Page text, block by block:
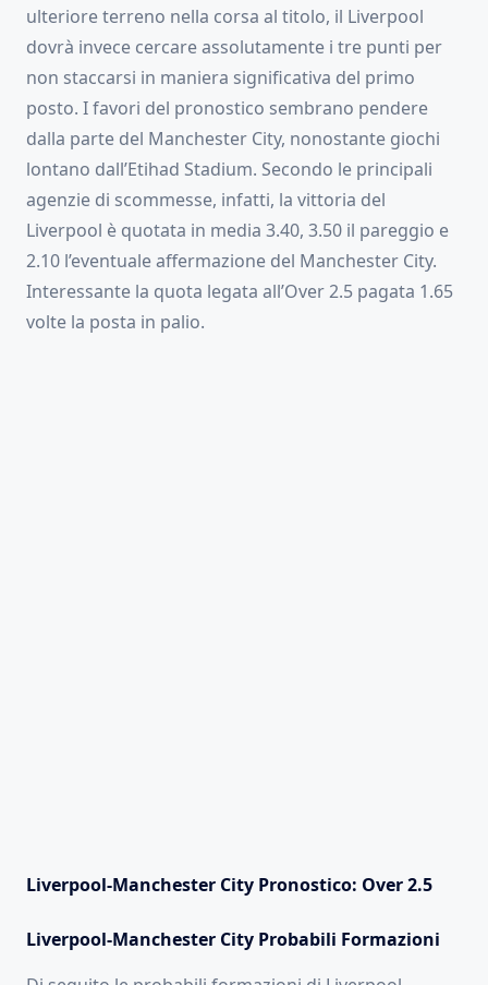
ulteriore terreno nella corsa al titolo, il Liverpool
dovrà invece cercare assolutamente i tre punti per
non staccarsi in maniera significativa del primo
posto. I favori del pronostico sembrano pendere
dalla parte del Manchester City, nonostante giochi
lontano dall’Etihad Stadium. Secondo le principali
agenzie di scommesse, infatti, la vittoria del
Liverpool è quotata in media 3.40, 3.50 il pareggio e
2.10 l’eventuale affermazione del Manchester City.
Interessante la quota legata all’Over 2.5 pagata 1.65
volte la posta in palio.
Liverpool-Manchester City Pronostico: Over 2.5
Liverpool-Manchester City Probabili Formazioni